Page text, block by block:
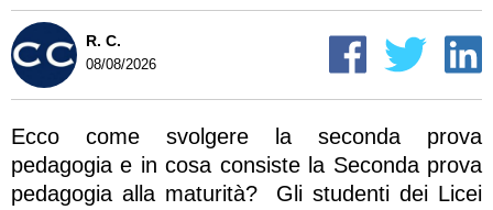
R. C.
08/08/2026
Ecco come svolgere la seconda prova
pedagogia e in cosa consiste la Seconda prova
pedagogia alla maturità? Gli studenti dei Licei